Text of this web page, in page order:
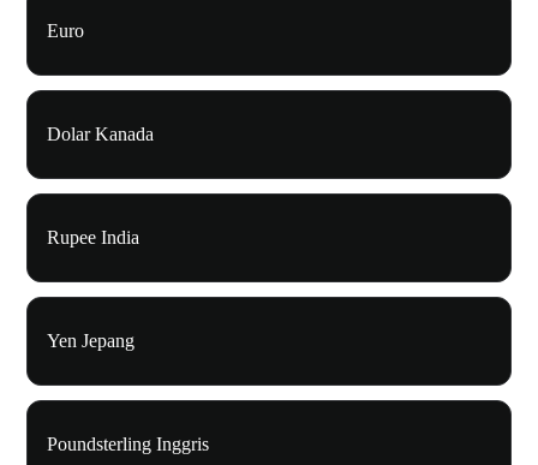
Euro
Dolar Kanada
Rupee India
Yen Jepang
Poundsterling Inggris